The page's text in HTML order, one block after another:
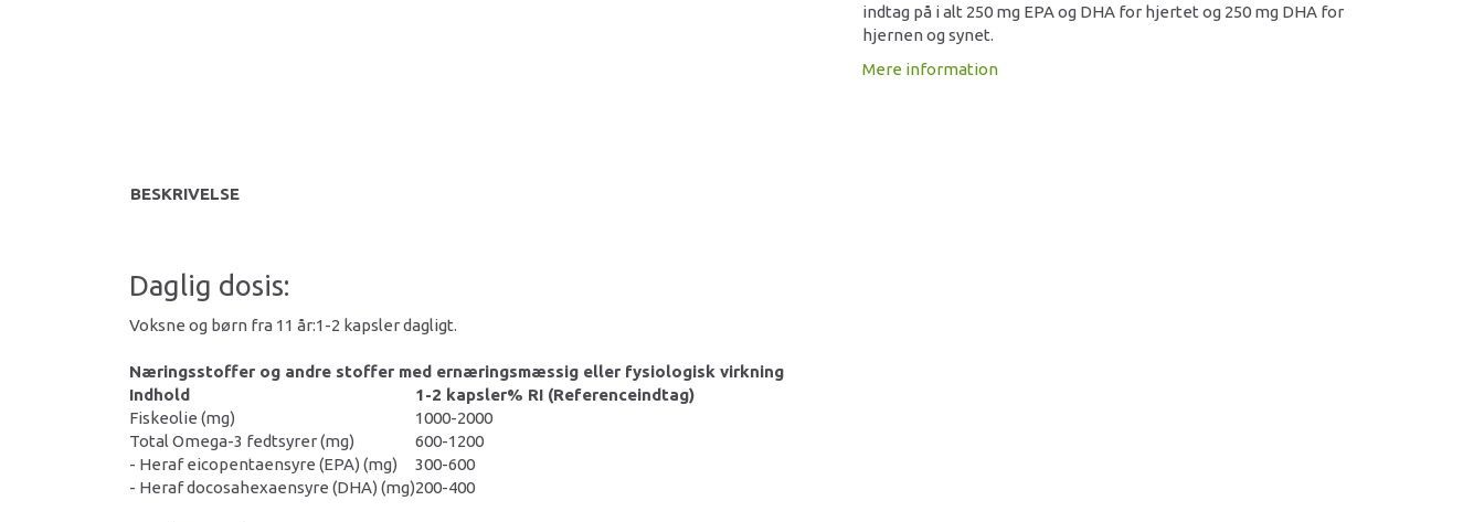
indtag på i alt 250 mg EPA og DHA for hjertet og 250 mg DHA for
hjernen og synet.
Mere information
BESKRIVELSE
Daglig dosis:
Voksne og børn fra 11 år:1-2 kapsler dagligt.
Næringsstoffer og andre stoffer med ernæringsmæssig eller fysiologisk virkning
Indhold
1-2 kapsler% RI (Referenceindtag)
Fiskeolie (mg)
1000-2000
Total Omega-3 fedtsyrer (mg)
600-1200
- Heraf eicopentaensyre (EPA) (mg)
300-600
- Heraf docosahexaensyre (DHA) (mg)200-400